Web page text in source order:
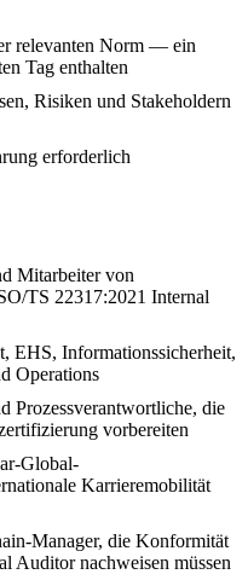
relevanten Norm — ein
Tag enthalten
Risiken und Stakeholdern
erforderlich
Mitarbeiter von
TS 22317:2021 Internal
EHS, Informationssicherheit,
Operations
Prozessverantwortliche, die
vorbereiten
Global-
Karrieremobilität
Manager, die Konformität
Auditor nachweisen müssen